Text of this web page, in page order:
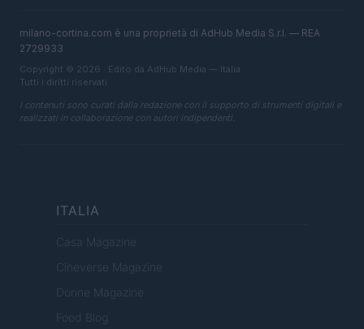
milano-cortina.com è una proprietà di AdHub Media S.r.l. — REA
2729933
Copyright © 2026 · Edito da AdHub Media — Italia
Tutti i diritti riservati
I contenuti sono curati dalla redazione con il supporto di strumenti digitali e
realizzati in collaborazione con autori indipendenti.
ITALIA
Casa Magazine
Cineverse Magazine
Donne Magazine
Food Blog